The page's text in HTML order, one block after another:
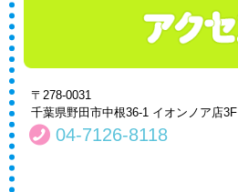
〒278-0031
千葉県野田市中根36-1 イオンノア店3F
04-7126-8118